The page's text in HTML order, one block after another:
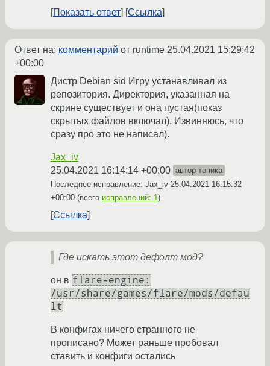
Показать ответ
Ссылка
Ответ на: комментарий от runtime 25.04.2021 15:29:42
+00:00
Дистр Debian sid Игру устанавливал из
репозитория. Директория, указанная на
скрине существует и она пустая(показ
скрытых файлов включал). Извиняюсь, что
сразу про это не написал).
Jax_iv
25.04.2021 16:14:14 +00:00 автор топика
Последнее исправление: Jax_iv 25.04.2021 16:15:32
+00:00 (всего исправлений: 1)
Ссылка
Где искать этот дефолт мод?
он в flare-engine:
/usr/share/games/flare/mods/defau
lt
В конфигах ничего странного не
прописано? Может раньше пробовал
ставить и конфиги остались